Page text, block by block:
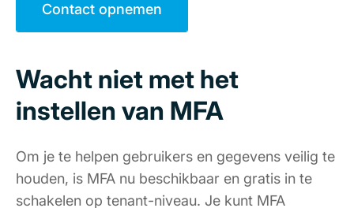
Contact opnemen
Wacht niet met het
instellen van MFA
Om je te helpen gebruikers en gegevens veilig te
houden, is MFA nu beschikbaar en gratis in te
schakelen op tenant-niveau. Je kunt MFA